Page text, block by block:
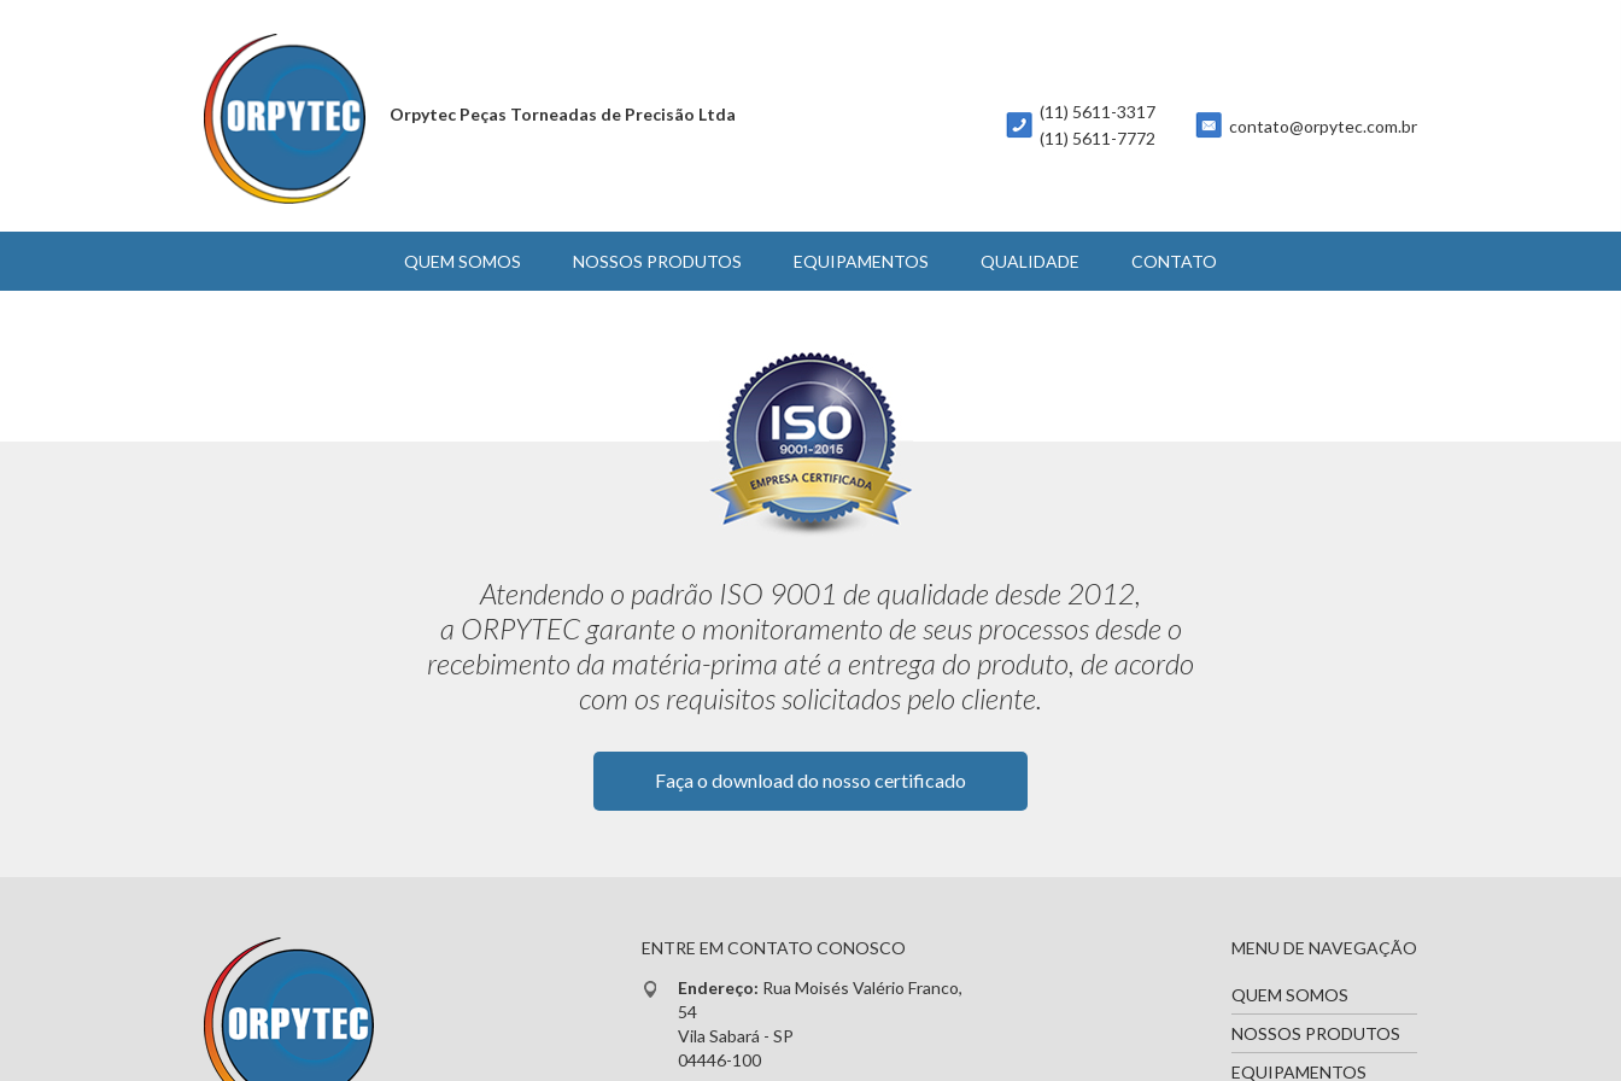
Orpytec Peças Torneadas de Precisão Ltda
(11) 5611-3317
(11) 5611-7772
contato@orpytec.com.br
QUEM SOMOS NOSSOS PRODUTOS EQUIPAMENTOS QUALIDADE CONTATO
Atendendo o padrão ISO 9001 de qualidade desde 2012,
a ORPYTEC garante o monitoramento de seus processos desde o
recebimento da matéria-prima até a entrega do produto, de acordo
com os requisitos solicitados pelo cliente.
Faça o download do nosso certificado
ENTRE EM CONTATO CONOSCO
Endereço: Rua Moisés Valério Franco,
54
Vila Sabará - SP
04446-100
MENU DE NAVEGAÇÃO
QUEM SOMOS
NOSSOS PRODUTOS
EQUIPAMENTOS